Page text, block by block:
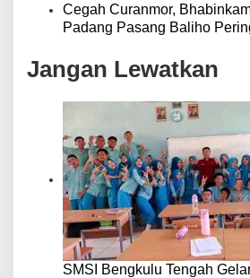
Cegah Curanmor,
Padang Pasang Baliho
Jangan Lewatkan
SMSI Bengkulu Tengah